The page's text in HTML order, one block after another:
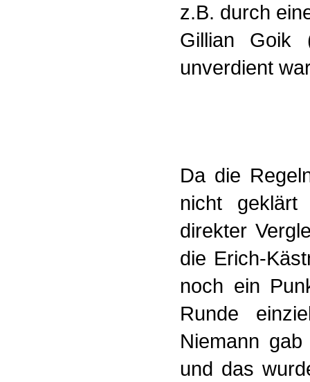
z.B. durch
Gillian Goik
unverdient
Da die
nicht geklärt
direkter
die Erich-
noch ein
Runde
Niemann
und das